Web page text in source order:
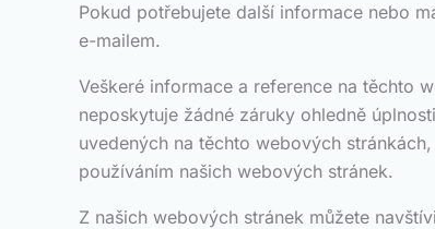
Pokud potřebujete další informace nebo
e-mailem.
Veškeré informace a reference na těchto
neposkytuje žádné záruky ohledně
uvedených na těchto webových
používáním našich webových stránek.
Z našich webových stránek můžete